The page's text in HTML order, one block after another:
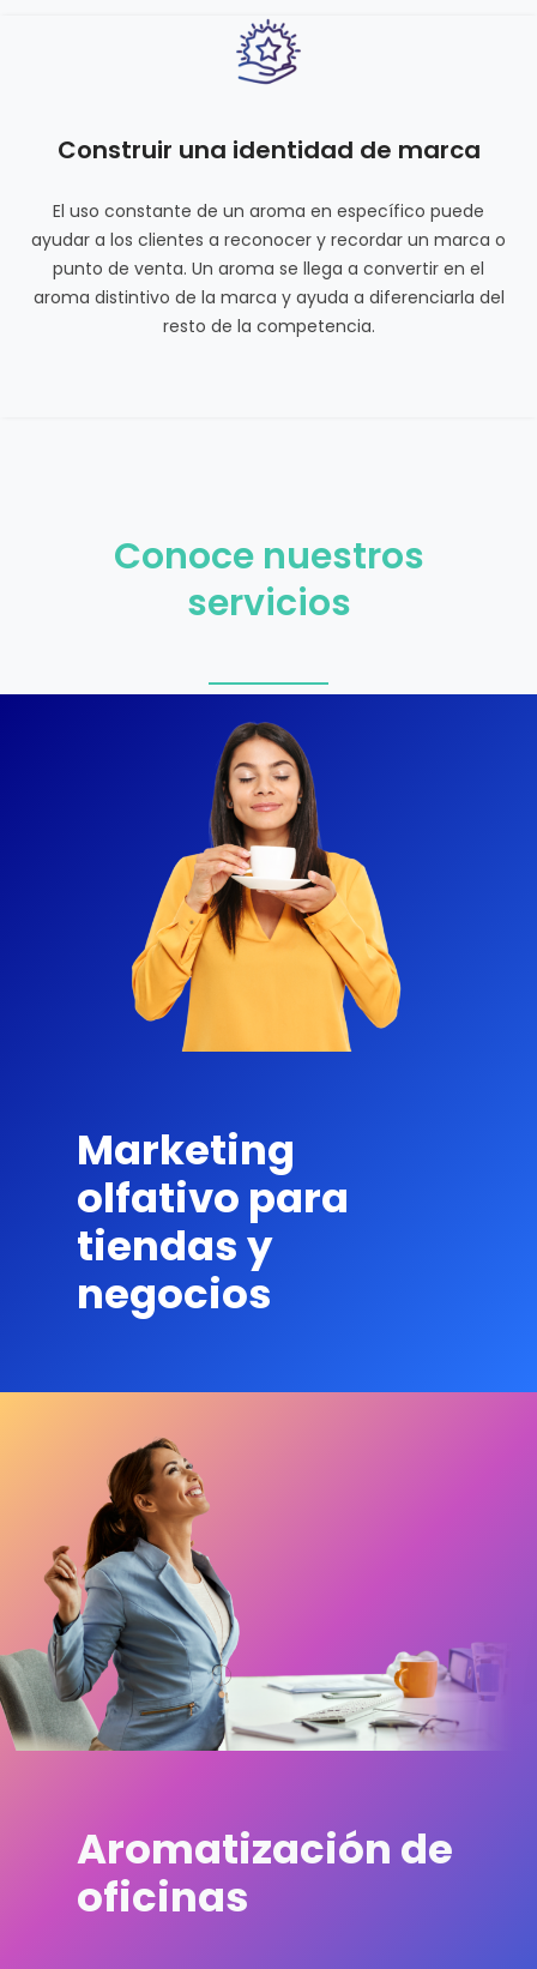
Construir una identidad de marca
El uso constante de un aroma en específico puede
ayudar a los clientes a reconocer y recordar un marca o
punto de venta. Un aroma se llega a convertir en el
aroma distintivo de la marca y ayuda a diferenciarla del
resto de la competencia.
Conoce nuestros
servicios
Marketing
olfativo para
tiendas y
negocios
Aromatización de
oficinas